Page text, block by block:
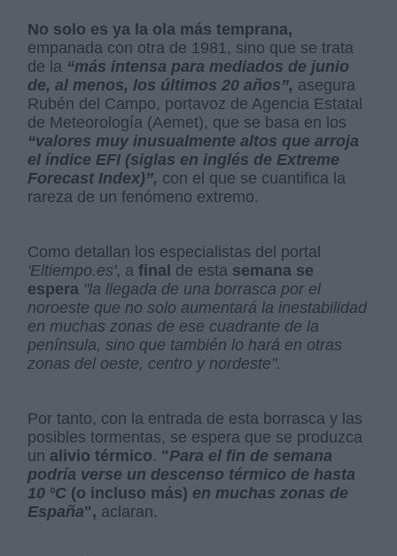
No solo es ya la ola más temprana,
empanada con otra de 1981, sino que se trata
de la “más intensa para mediados de junio
de, al menos, los últimos 20 años”, asegura
Rubén del Campo, portavoz de Agencia Estatal
de Meteorología (Aemet), que se basa en los
“valores muy inusualmente altos que arroja
el índice EFI (siglas en inglés de Extreme
Forecast Index)”, con el que se cuantifica la
rareza de un fenómeno extremo.
Como detallan los especialistas del portal
'Eltiempo.es', afinal de esta semana se
espera "la llegada de una borrasca por el
noroeste que no solo aumentará la inestabilidad
en muchas zonas de ese cuadrante de la
península, sino que también lo hará en otras
zonas del oeste, centro y nordeste".
Por tanto, con la entrada de esta borrasca y las
posibles tormentas, se espera que se produzca
un alivio térmico. "Para el fin de semana
podría verse un descenso térmico de hasta
10 °C (o incluso más) en muchas zonas de
España", aclaran.